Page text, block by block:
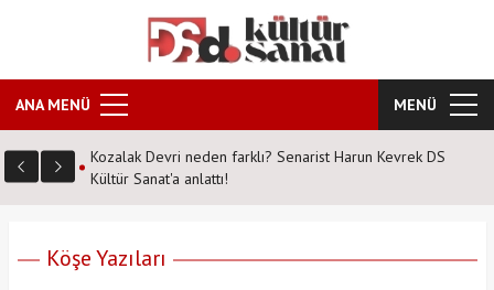
ANA MENÜ MENÜ
Kozalak Devri neden farklı? Senarist Harun Kevrek DS
Kültür Sanat'a anlattı!
Köşe Yazıları